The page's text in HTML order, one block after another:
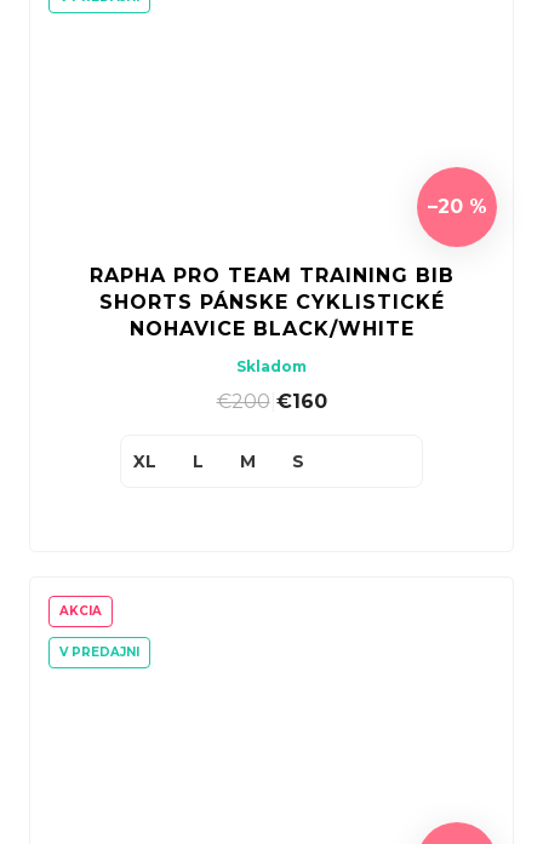
–20 %
RAPHA PRO TEAM TRAINING BIB
SHORTS PÁNSKE CYKLISTICKÉ
NOHAVICE BLACK/WHITE
Skladom
€200| €160
XL L M S
AKCIA
V PREDAJNI